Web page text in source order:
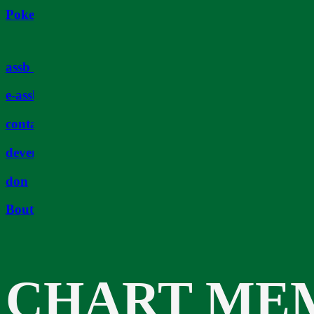
BUREAU
Poker
assb tv
e-assb
contact
devenir membre
don
Boutique
CHART